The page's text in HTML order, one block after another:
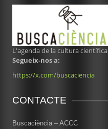
L'agenda de la cultura científica
Segueix-nos a:
https://x.com/buscaciencia
CONTACTE
Buscaciència – ACCC